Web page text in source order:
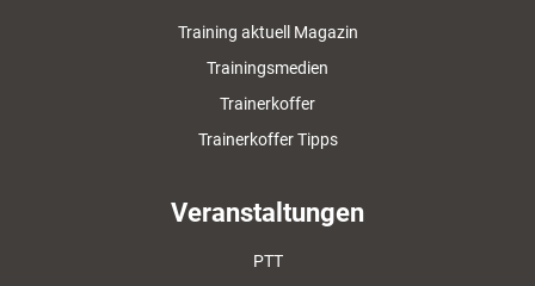
Training aktuell Magazin
Trainingsmedien
Trainerkoffer
Trainerkoffer Tipps
Veranstaltungen
PTT